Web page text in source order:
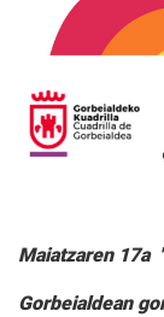
Maiatzaren 17a
Gorbeialdean